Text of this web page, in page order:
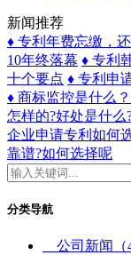
新闻推荐
♦ 专利年费忘缴，
10年终落幕 ♦ 专利
十个要点 ♦ 专利申
♦ 商标监控是什么
怎样的?好处是什么
企业申请专利如何
靠谱?如何选择呢
分类导航
公司新闻